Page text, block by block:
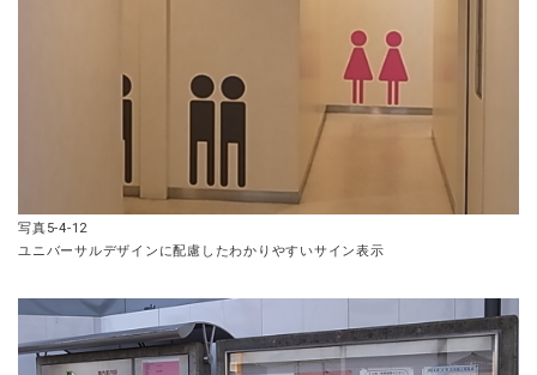
写真5-4-12
ユニバーサルデザインに配慮したわかりやすいサイン表示